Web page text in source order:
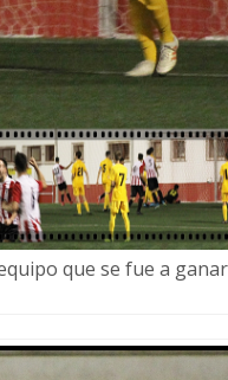
que se fue a